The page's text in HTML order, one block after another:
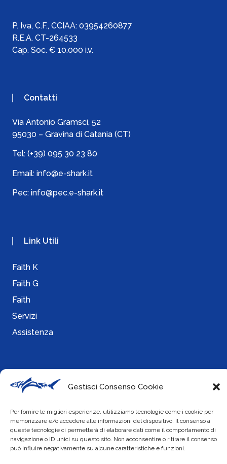
Gestisci Consenso Cookie
Per fornire le migliori esperienze, utilizziamo tecnologie come i cookie per
memorizzare e/o accedere alle informazioni del dispositivo. Il consenso a
queste tecnologie ci permetterà di elaborare dati come il comportamento di
navigazione o ID unici su questo sito. Non acconsentire o ritirare il consenso
può influire negativamente su alcune caratteristiche e funzioni.
P. Iva, C.F., CCIAA: 03954260877
R.E.A. CT-264533
Cap. Soc. € 10.000 i.v.
Contatti
Via Antonio Gramsci, 52
95030 – Gravina di Catania (CT)
Tel: (+39) 095 30 23 80
Email: info@e-shark.it
Pec: info@pec.e-shark.it
Link Utili
Faith K
Faith G
Faith
Servizi
Assistenza
Privacy Policy